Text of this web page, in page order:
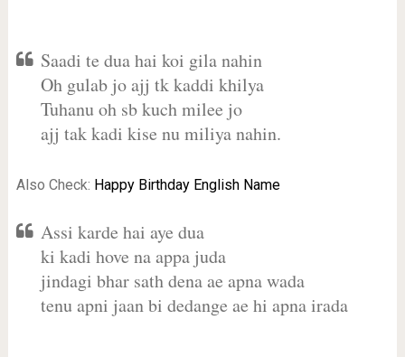
Saadi te dua hai koi gila nahin
Oh gulab jo ajj tk kaddi khilya
Tuhanu oh sb kuch milee jo
ajj tak kadi kise nu miliya nahin.
Also Check: Happy Birthday English Name
Assi karde hai aye dua
ki kadi hove na appa juda
jindagi bhar sath dena ae apna wada
tenu apni jaan bi dedange ae hi apna irada